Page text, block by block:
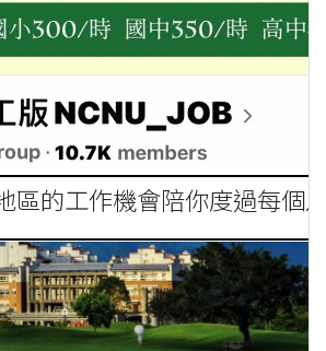
區的工作機會陪你度過每個